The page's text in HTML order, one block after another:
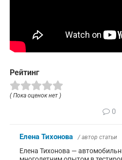
Рейтинг
( Пока оценок нет )
0
Елена Тихонова / автор статьи
Елена Тихонова —